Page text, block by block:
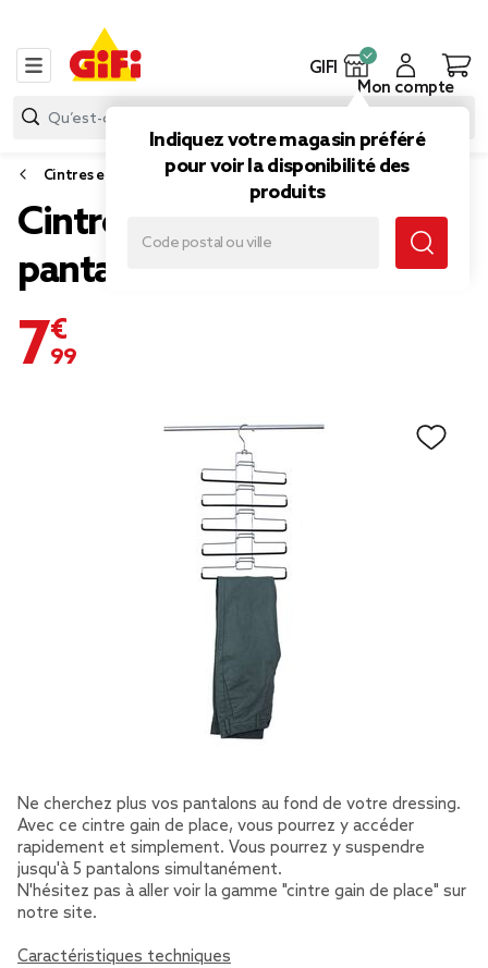
GIFI
Indiquez votre magasin préféré
pour voir la disponibilité des
produits
Mon compte
Cintres et accessoires dressing
Cintre gain de place
pantalon
7,99 €
Ne cherchez plus vos pantalons au fond de votre dressing.
Avec ce cintre gain de place, vous pourrez y accéder
rapidement et simplement. Vous pourrez y suspendre
jusqu'à 5 pantalons simultanément.
N'hésitez pas à aller voir la gamme "cintre gain de place" sur
notre site.
Caractéristiques techniques